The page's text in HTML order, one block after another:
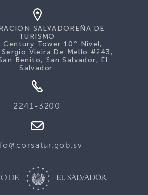
SALVADOREÑA DE
TURISMO
Century Tower 10º Nivel,
Sergio Vieira De Mello #243,
Benito, San Salvador, El
Salvador.
2241-3200